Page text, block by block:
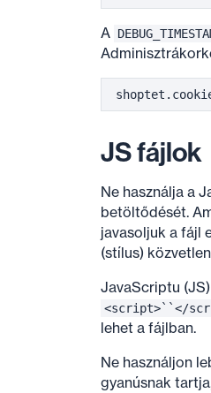
A
JS fájlok
Ne használja a
betöltődését.
javasoljuk a fájl
(stílus)
JavaScriptu
<script>``</
lehet a fájlban.
Ne használjon
gyanúsnak